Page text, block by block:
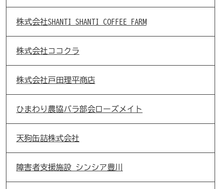
株式会社SHANTI SHANTI COFFEE FARM
株式会社ココクラ
株式会社戸田理平商店
ひまわり農協バラ部会ローズメイト
天狗缶詰株式会社
障害者支援施設 シンシア豊川